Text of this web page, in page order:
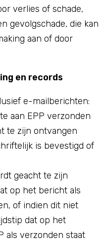
verlies of schade,
gevolgschade, die kan
aan of door
en records
e-mailberichten:
aan EPP verzonden
te zijn ontvangen
is bevestigd of
geacht te zijn
op het bericht als
of indien dit niet
dat op het
als verzonden staat